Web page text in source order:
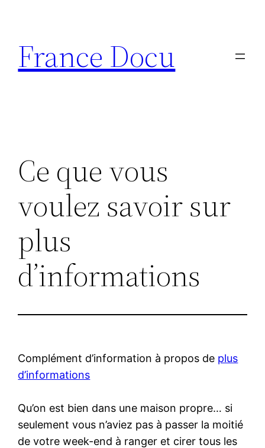
contenu
France Docu
Ce que vous
voulez savoir sur
plus
d’informations
Complément d’information à propos de plus
d’informations
Qu’on est bien dans une maison propre… si
seulement vous n’aviez pas à passer la moitié
de votre week-end à ranger et cirer tous les